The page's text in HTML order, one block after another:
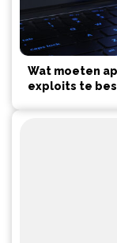
Wat moeten
exploits te